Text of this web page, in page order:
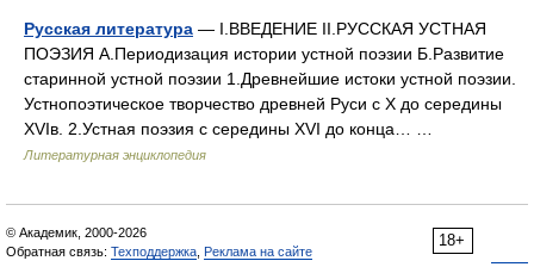
Русская литература — I.ВВЕДЕНИЕ II.РУССКАЯ УСТНАЯ
ПОЭЗИЯ А.Периодизация истории устной поэзии Б.Развитие
старинной устной поэзии 1.Древнейшие истоки устной поэзии.
Устнопоэтическое творчество древней Руси с X до середины
XVIв. 2.Устная поэзия с середины XVI до конца… …
Литературная энциклопедия
18+
© Академик, 2000-2026
Обратная связь: Техподдержка Реклама на сайте